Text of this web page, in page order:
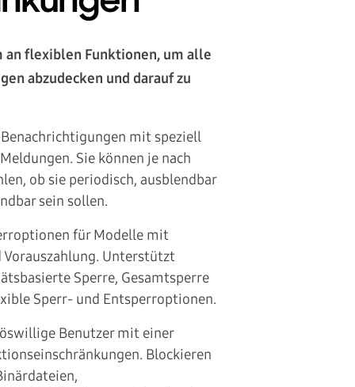
an flexiblen Funktionen, um alle
abzudecken und darauf zu
Benachrichtigungen mit speziell
Sie können je nach
ob sie periodisch, ausblendbar
sein sollen.
für Modelle mit
Vorauszahlung. Unterstützt
Sperre, Gesamtsperre
Sperr- und Entsperroptionen.
Benutzer mit einer
Blockieren